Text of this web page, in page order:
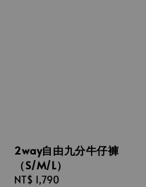
2way自由九分牛仔褲
（S/M/L）
Regular
NT$ 1,790